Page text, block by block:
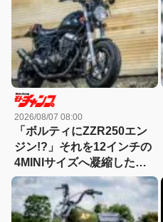
イスにあり！
2026/08/07 08:00
「ボルティにZZR250エン
ジン!?」それを12インチの
4MINIサイズへ凝縮した異
端カスタム